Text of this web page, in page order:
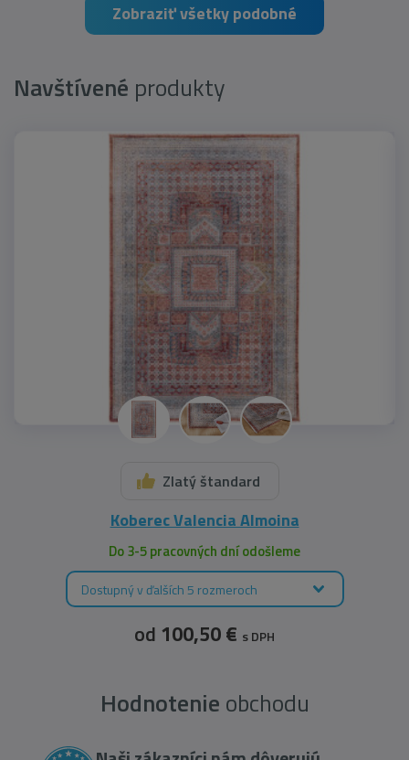
Zobraziť všetky podobné
Navštívené produkty
Zlatý štandard
Koberec Valencia Almoina
Do 3-5 pracovných dní odošleme
Dostupný v ďalších 5 rozmeroch
od 100,50 € s DPH
Hodnotenie obchodu